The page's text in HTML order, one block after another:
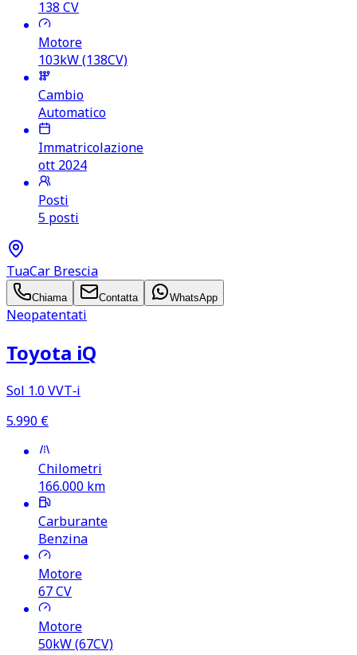
138 CV
Motore
103kW (138CV)
Cambio
Automatico
Immatricolazione
ott 2024
Posti
5 posti
TuaCar Brescia
Chiama Contatta WhatsApp
Neopatentati
Toyota iQ
Sol 1.0 VVT‑i
5.990 €
Chilometri
166.000 km
Carburante
Benzina
Motore
67CV
Motore
50kW (67CV)